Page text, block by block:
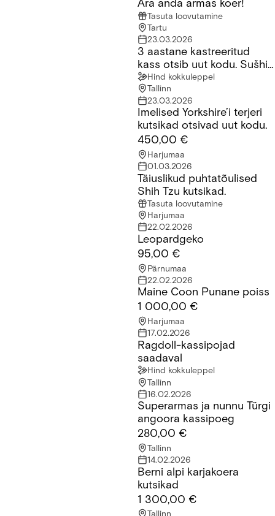
Ära anda armas koer!
Tasuta loovutamine
Tartu
23.03.2026
3 aastane kastreeritud kass otsib uut kodu. Sušhi nimi millele
3 aastane kastreeritud
kass otsib uut kodu. Sušhi
nimi millele ta reageerib
Hind kokkuleppel
Tallinn
23.03.2026
Imelised Yorkshire’i terjeri kutsikad otsivad uut kodu.
Imelised Yorkshire’i terjeri
kutsikad otsivad uut kodu.
450,00 €
Harjumaa
01.03.2026
Täiuslikud puhtatõulised Shih Tzu kutsikad.Täiuslikud puhtatõulised
Shih Tzu kutsikad.
Tasuta loovutamine
Harjumaa
22.02.2026
Leopardgeko
95,00 €
Pärnumaa
22.02.2026
Maine Coon Punane poiss
1 000,00 €
Harjumaa
17.02.2026
Ragdoll-kassipojad
saadaval
Hind kokkuleppel
Tallinn
16.02.2026
Superarmas ja nunnu Türgi angoora kassipoeg
Superarmas ja nunnu Türgi
angoora kassipoeg
280,00 €
Tallinn
14.02.2026
Berni alpi karjakoera
kutsikad
1 300,00 €